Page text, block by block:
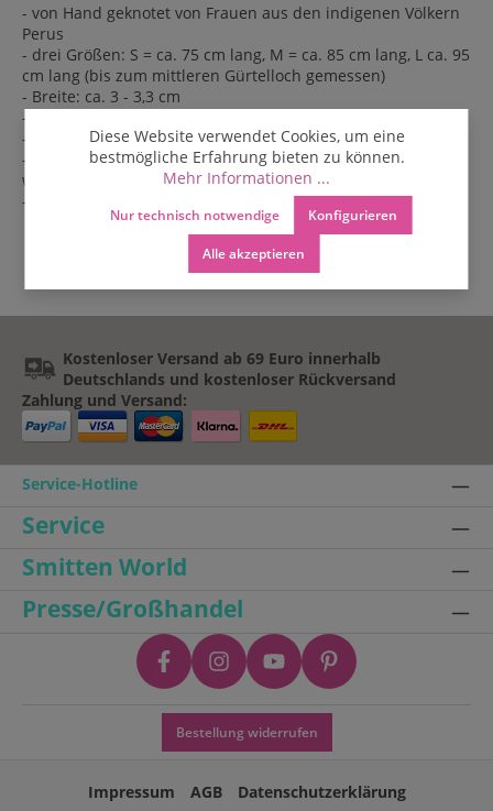
- von Hand geknotet von Frauen aus den indigenen Völkern
Perus
- drei Größen: S = ca. 75 cm lang, M = ca. 85 cm lang, L ca. 95
cm lang (bis zum mittleren Gürtelloch gemessen)
- Breite: ca. 3 - 3,3 cm
- erhältlich in vielen Farbkombinationen
- aus Nylonfäden
- Unisex Gürtel - kann von Frauen und Männer getragen
werden
- auch als Golfgürtel oder Outdoorgürtel geeignet
Kostenloser Versand ab 69 Euro innerhalb
Deutschlands und kostenloser Rückversand
Zahlung und Versand:
Service-Hotline
Service
Smitten World
Presse/Großhandel
Bestellung widerrufen
Impressum AGB Datenschutzerklärung
Diese Website verwendet Cookies, um eine
bestmögliche Erfahrung bieten zu können.
Mehr Informationen ...
Nur technisch notwendige Konfigurieren
Alle akzeptieren